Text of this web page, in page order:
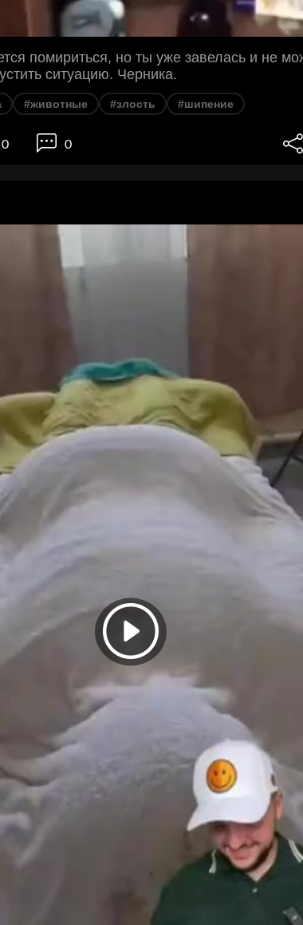
помириться, но ты уже завелась и не
ситуацию. Черника.
#животные #злость #шипение
0 0